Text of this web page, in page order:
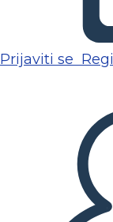
Prijaviti se